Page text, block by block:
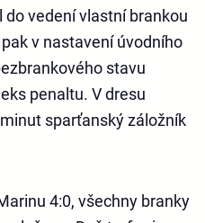
vedení vlastní brankou
v nastavení úvodního
stavu
penaltu. V dresu
sparťanský záložník
4:0, všechny branky